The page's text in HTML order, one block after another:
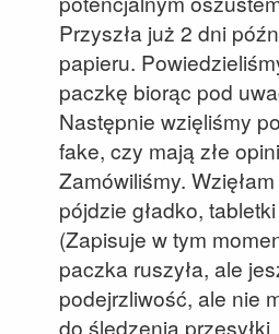
Przyszła już 2 dni
papieru.
paczkę biorąc pod
Następnie wzięliśmy
fake, czy mają złe
Zamówiliśmy.
pójdzie gładko,
(Zapisuje w tym
paczka ruszyła, ale
podejrzliwość, ale nie
do śledzenia